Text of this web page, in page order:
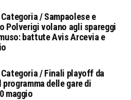
/ Sampaolese e
Polverigi volano agli spareggi
battute Avis Arcevia e
Categoria / Finali playoff da
delle gare di
maggio